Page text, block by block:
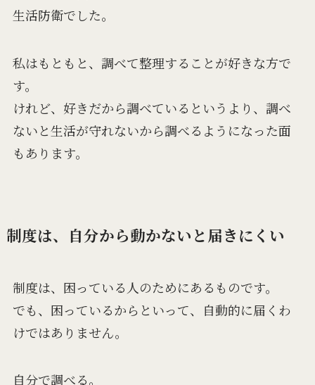
生活防衛でした。
私はもともと、調べて整理することが好きな方で
す。
けれど、好きだから調べているというより、調べ
ないと生活が守れないから調べるようになった面
もあります。
制度は、自分から動かないと届きにくい
制度は、困っている人のためにあるものです。
でも、困っているからといって、自動的に届くわ
けではありません。
自分で調べる。